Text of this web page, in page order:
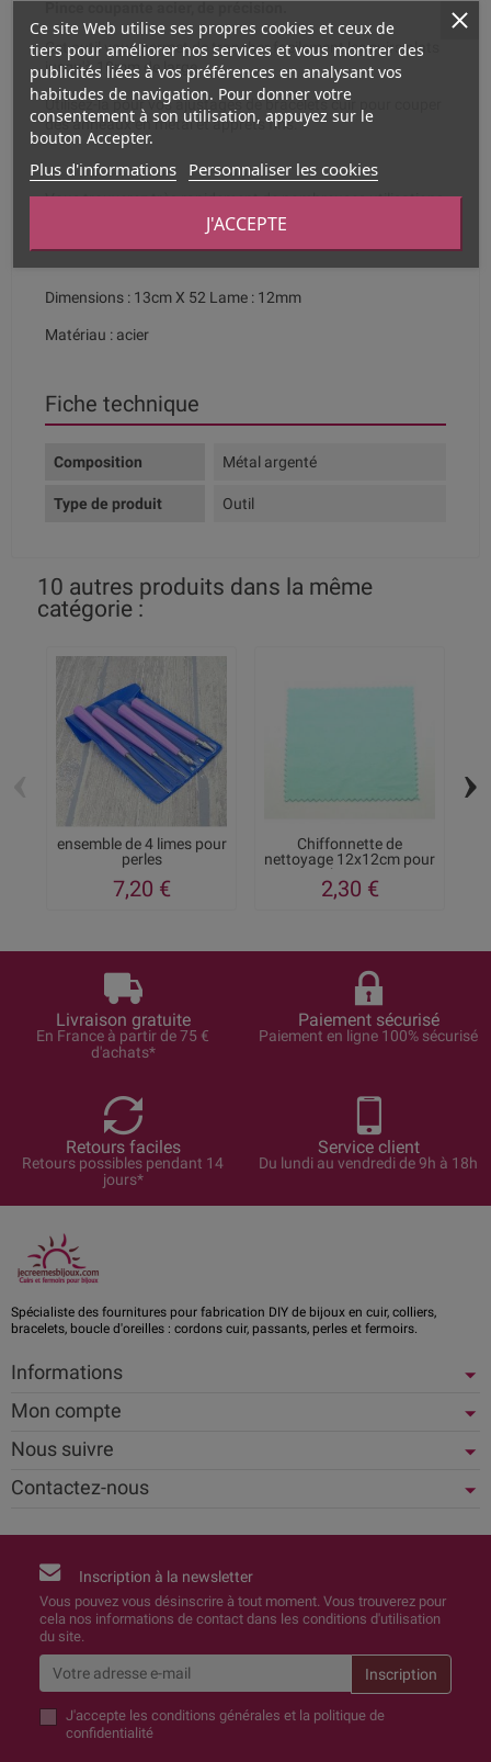
Cet outil vous permet de trancher facilement les cuirs plats
jusqu'à 10mm de large.
Utilisez-la pour vos ajustages de bracelets cuir pour couper
des anneaux en métal et apprêts fins.
Vous trouverez très rapidement de nombreuses utilisations
à cet outil si vous créez régulièrement des bijoux DIY.
Dimensions : 13cm X 52 Lame : 12mm
Matériau : acier
Fiche technique
Composition Métal argenté
Type de produit Outil
10 autres produits dans la même
catégorie :
ensemble de 4 limes pour
perles
7,20 €
Chiffonnette de
nettoyage 12x12cm pour
bijoux
2,30 €
›
Livraison gratuite
En France à partir de 75 €
d'achats*
Paiement sécurisé
Paiement en ligne 100% sécurisé
Retours faciles
Retours possibles pendant 14
jours*
Service client
Du lundi au vendredi de 9h à 18h
Spécialiste des fournitures pour fabrication DIY de bijoux en cuir, colliers,
bracelets, boucle d'oreilles : cordons cuir, passants, perles et fermoirs.
Informations
Mon compte
Nous suivre
Contactez-nous
Ce site Web utilise ses propres cookies et ceux de
tiers pour améliorer nos services et vous montrer des
publicités liées à vos préférences en analysant vos
habitudes de navigation. Pour donner votre
consentement à son utilisation, appuyez sur le
bouton Accepter.
Plus d'informations Personnaliser les cookies
J'ACCEPTE
Inscription à la newsletter
Vous pouvez vous désinscrire à tout moment. Vous trouverez pour
cela nos informations de contact dans les conditions d'utilisation
du site.
J'accepte les conditions générales et la politique de
confidentialité